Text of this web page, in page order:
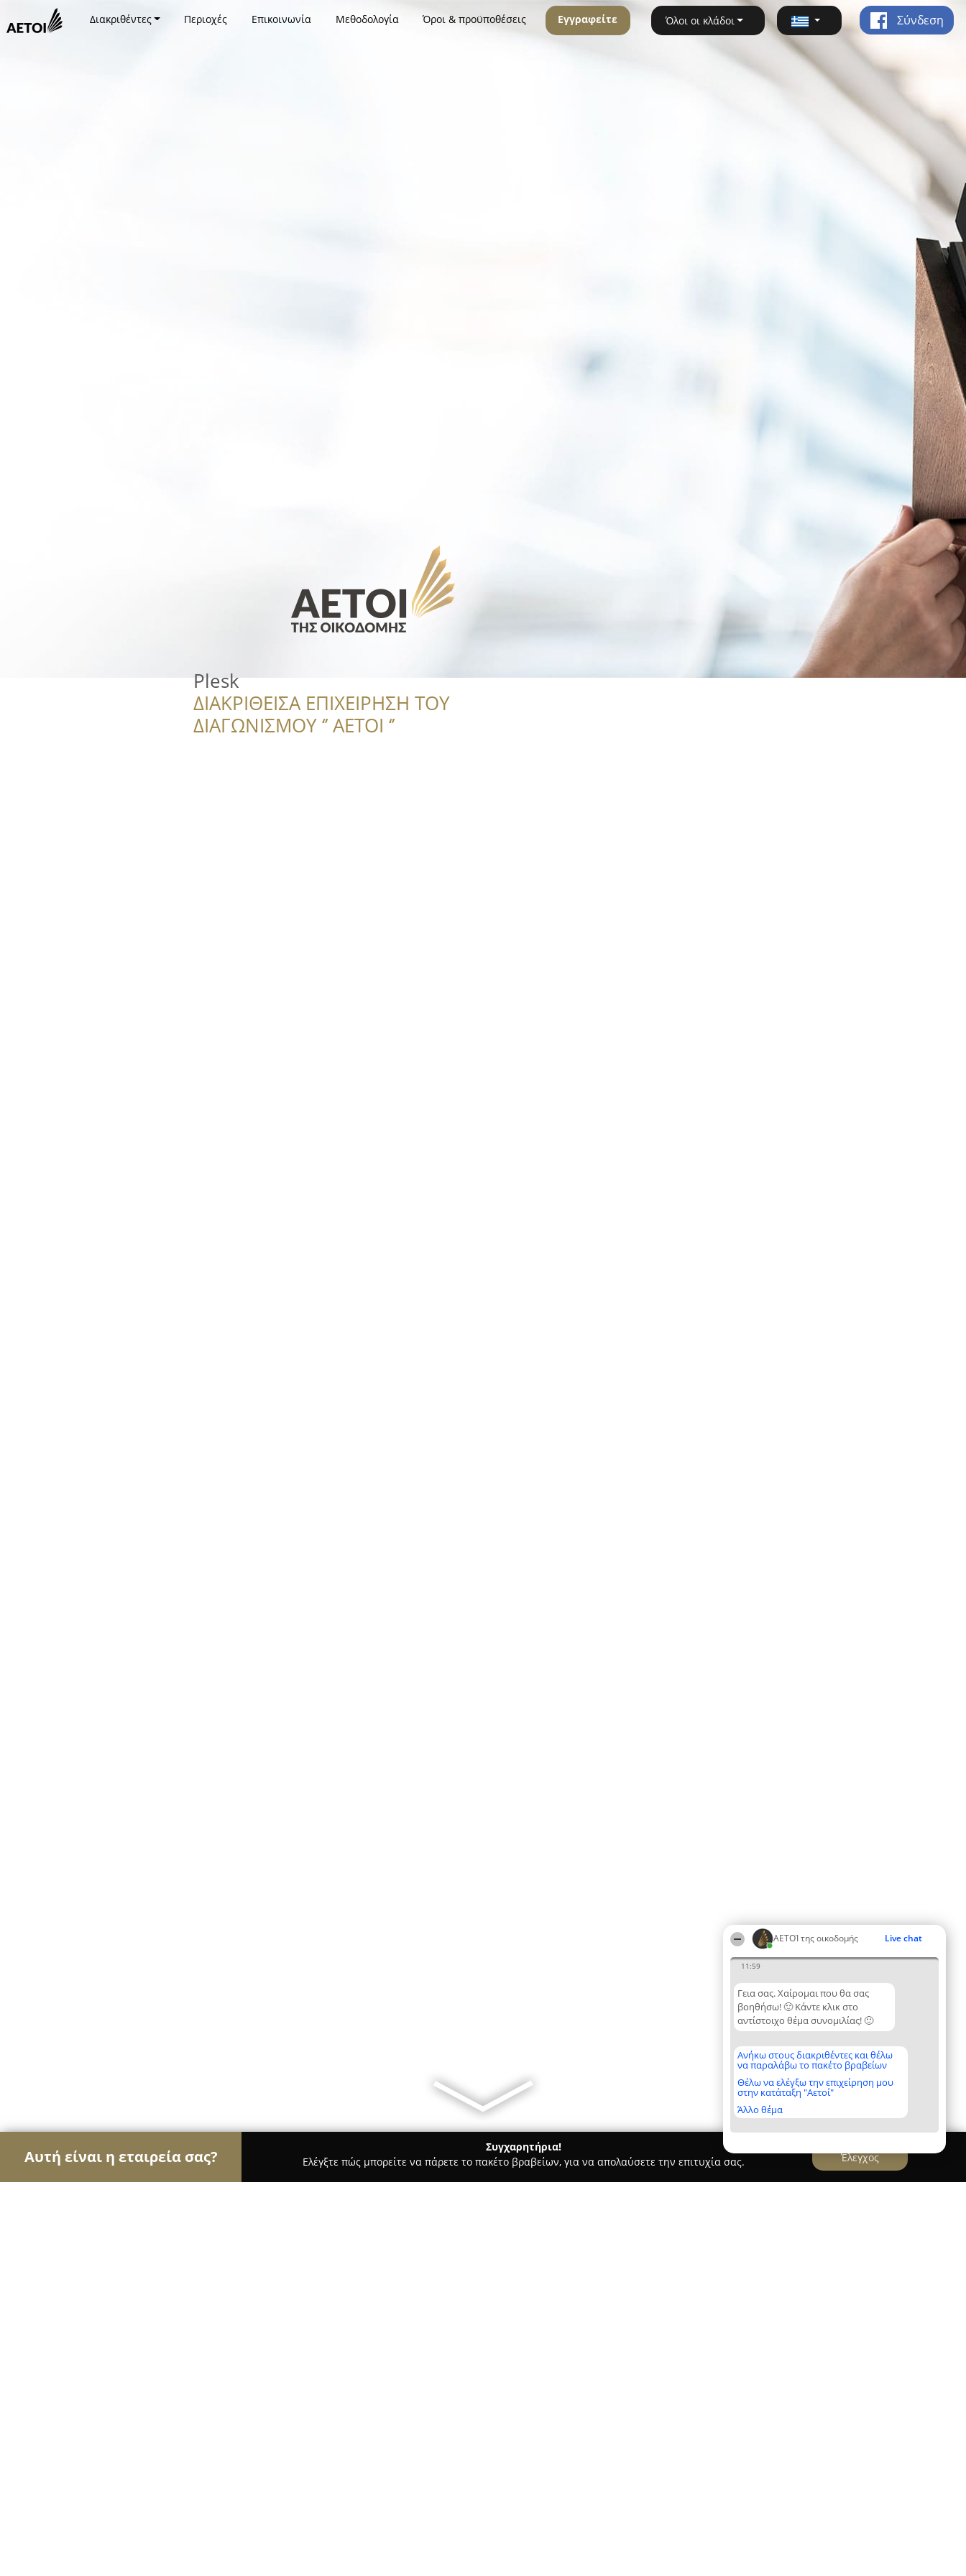
ΑΕΤΟΊ της οικοδομής Live chat
11:59
Γεια σας. Χαίρομαι που θα σας
βοηθήσω! 🙂 Κάντε κλικ στο
αντίστοιχο θέμα συνομιλίας! 🙂
Ανήκω στους διακριθέντες και θέλω
να παραλάβω το πακέτο βραβείων
Θέλω να ελέγξω την επιχείρηση μου
στην κατάταξη "Αετοί"
Άλλο θέμα
Διακριθέντες Περιοχές Επικοινωνία Μεθοδολογία Όροι & προϋποθέσεις Εγγραφείτε Όλοι οι κλάδοι Σύνδεση
Plesk
ΔΙΑΚΡΙΘΕΙΣΑ ΕΠΙΧΕΙΡΗΣΗ ΤΟΥ
ΔΙΑΓΩΝΙΣΜΟΥ ‘’ ΑΕΤΟΙ ‘’
Αυτή είναι η εταιρεία σας?
Συγχαρητήρια!
Ελέγξτε πώς μπορείτε να πάρετε το πακέτο βραβείων, για να απολαύσετε την επιτυχία σας.
Έλεγχος